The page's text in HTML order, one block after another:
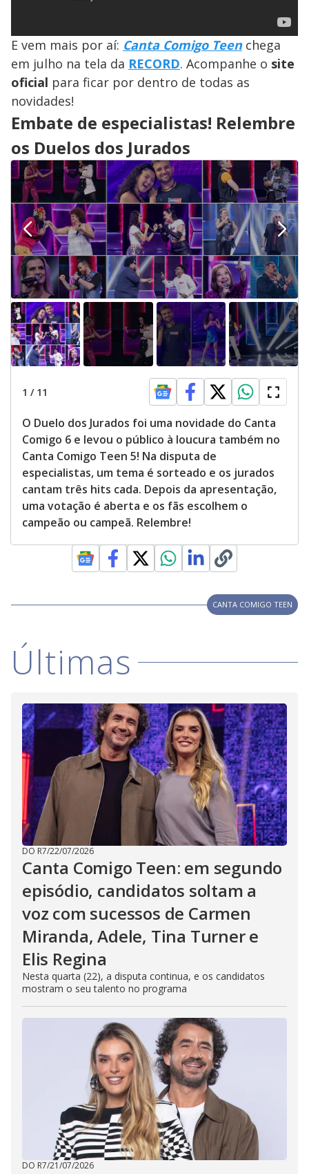
E vem mais por aí: Canta Comigo Teen chega
em julho na tela da RECORD. Acompanhe o site
oficial para ficar por dentro de todas as
novidades!
Embate de especialistas! Relembre
os Duelos dos Jurados
1 / 11
O Duelo dos Jurados foi uma novidade do Canta
Comigo 6 e levou o público à loucura também no
Canta Comigo Teen 5! Na disputa de
especialistas, um tema é sorteado e os jurados
cantam três hits cada. Depois da apresentação,
uma votação é aberta e os fãs escolhem o
campeão ou campeã. Relembre!
CANTA COMIGO TEEN
Últimas
DO R7/22/07/2026
Canta Comigo Teen: em segundo
episódio, candidatos soltam a
voz com sucessos de Carmen
Miranda, Adele, Tina Turner e
Elis Regina
Nesta quarta (22), a disputa continua, e os candidatos
mostram o seu talento no programa
DO R7/21/07/2026